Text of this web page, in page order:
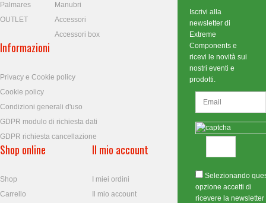
Palmares
OUTLET
Manubri
Accessori
Accessori box
Informazioni
Privacy e Cookie policy
Cookie policy
Condizioni generali d'uso
GDPR modulo di richiesta dati
GDPR richiesta cancellazione
Shop online
Shop
Carrello
Il mio account
I miei ordini
Il mio account
Iscrivi alla
newsletter di
Extreme
Components e
ricevi le novità sui
nostri eventi e
prodotti.
Selezionando
opzione accetti di
ricevere la newsletter